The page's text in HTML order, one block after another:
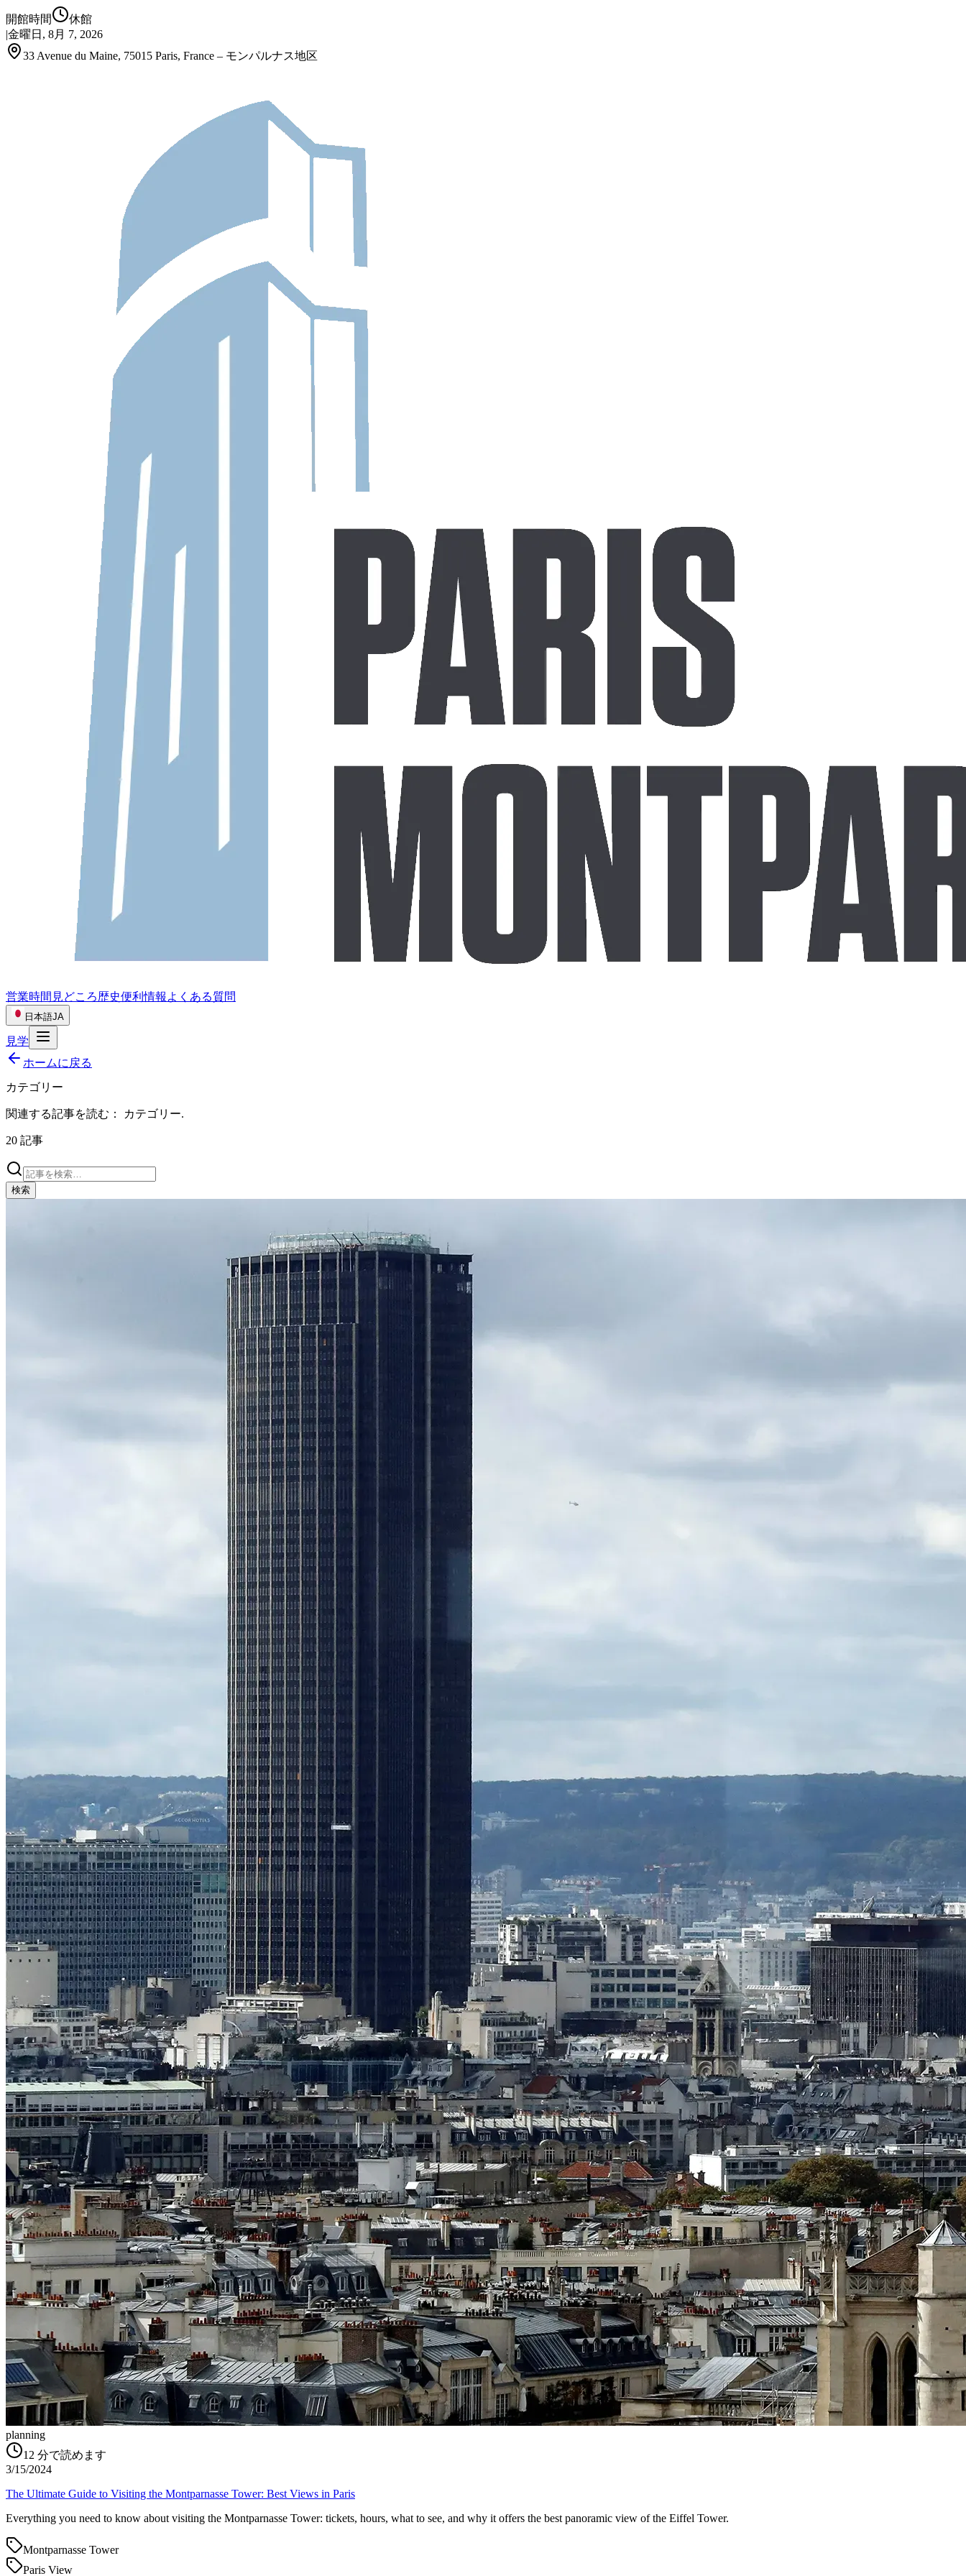
開館時間
休館
|金曜日, 8月 7, 2026
33 Avenue du Maine, 75015 Paris, France – モンパルナス地区
営業時間 見どころ歴史便利情報 よくある質問
日本語JA
見学
ホームに戻る
カテゴリー
関連する記事を読む： カテゴリー.
20 記事
検索
planning
12 分で読めます
3/15/2024
The Ultimate Guide to Visiting the Montparnasse Tower: Best Views in Paris
Everything you need to know about visiting the Montparnasse Tower: tickets, hours, what to see, and why it offers the best panoramic view of the Eiffel Tower.
Montparnasse Tower
Paris View